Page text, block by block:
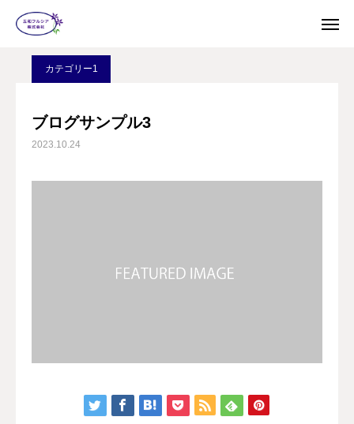
ブログ
カテゴリー1
ブログサンプル3
2023.10.24
お問い合わせ
店舗紹介